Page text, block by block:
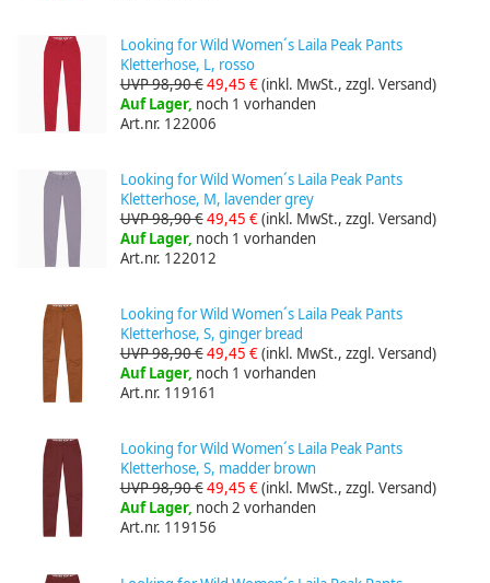
Looking for Wild Women´s Laila Peak Pants
Kletterhose, L, rosso
UVP 98,90 €49,45 €(inkl. MwSt., zzgl. Versand)
Auf Lager, noch 1 vorhanden
Art.nr. 122006
Looking for Wild Women´s Laila Peak Pants
Kletterhose, M, lavender grey
UVP 98,90 €49,45 €(inkl. MwSt., zzgl. Versand)
Auf Lager, noch 1 vorhanden
Art.nr. 122012
Looking for Wild Women´s Laila Peak Pants
Kletterhose, S, ginger bread
UVP 98,90 €49,45 €(inkl. MwSt., zzgl. Versand)
Auf Lager, noch 1 vorhanden
Art.nr. 119161
Looking for Wild Women´s Laila Peak Pants
Kletterhose, S, madder brown
UVP 98,90 €49,45 €(inkl. MwSt., zzgl. Versand)
Auf Lager, noch 2 vorhanden
Art.nr. 119156